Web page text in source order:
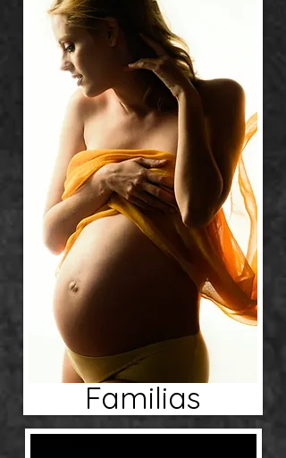
Familias